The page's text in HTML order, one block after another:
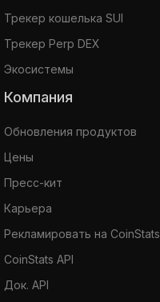
Трекер кошелька SUI
Трекер Perp DEX
Экосистемы
Компания
Обновления продуктов
Цены
Пресс-кит
Карьера
Рекламировать на CoinStats
CoinStats API
Док. API